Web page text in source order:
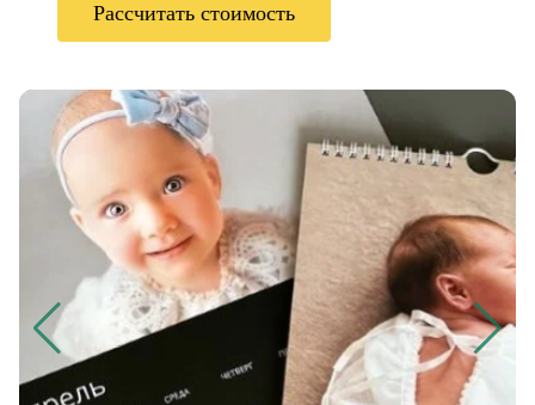
Рассчитать стоимость